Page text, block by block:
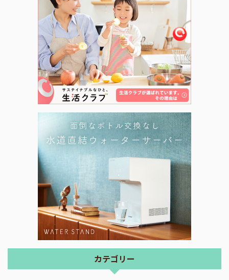
カテゴリー